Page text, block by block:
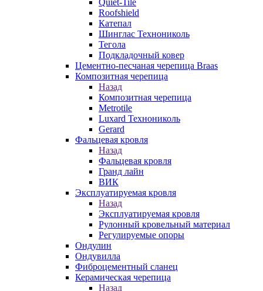
Quiet-Tile
Roofshield
Катепал
Шинглас Технониколь
Тегола
Подкладочный ковер
Цементно-песчаная черепица Braas
Композитная черепица
Назад
Композитная черепица
Metrotile
Luxard Технониколь
Gerard
Фальцевая кровля
Назад
Фальцевая кровля
Гранд лайн
ВИК
Эксплуатируемая кровля
Назад
Эксплуатируемая кровля
Рулонный кровельный материал
Регулируемые опоры
Ондулин
Ондувилла
Фиброцементный сланец
Керамическая черепица
Назад